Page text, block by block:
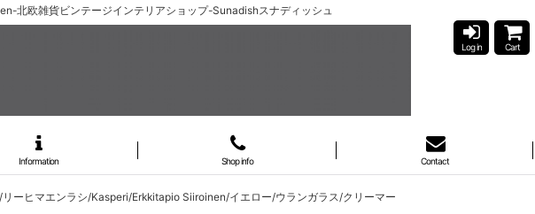
北欧雑貨ビンテージインテリアショップ-Sunadishスナディッシュ
Log in Cart
Information Shop info Contact
ーヒマエンラシ/Kasperi/Erkkitapio Siiroinen/イエロー/ウランガラス/クリーマー